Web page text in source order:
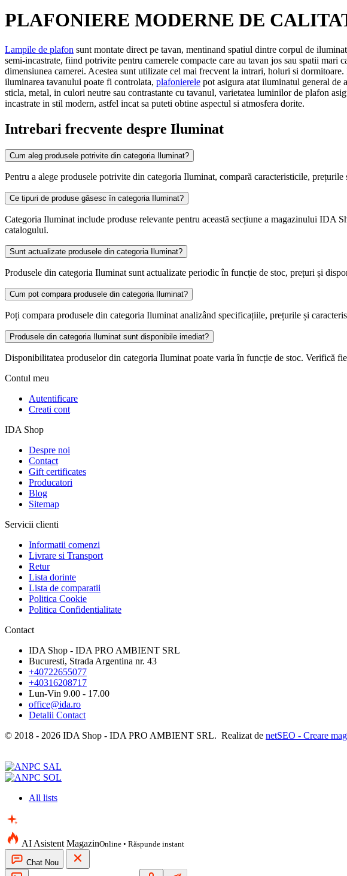
PLAFONIERE MODERNE DE
Lampile de plafon sunt montate direct pe tavan, mentinand spatiul dintre corpul de
semi-incastrate, fiind potrivite pentru camerele compacte care au tavan jos sau spatii mari
dimensiunea camerei. Acestea sunt utilizate cel mai frecvent la intrari, holuri si
iluminarea tavanului poate fi controlata, plafonierele pot asigura atat iluminatul general de
sticla, metal, in culori neutre sau contrastante cu tavanul, varietatea luminilor de plafon
incastrate in stil modern, astfel incat sa puteti obtine aspectul si atmosfera dorite.
Intrebari frecvente despre Iluminat
Cum aleg produsele potrivite din categoria Iluminat?
Pentru a alege produsele potrivite din categoria Iluminat, compară caracteristicile,
Ce tipuri de produse găsesc în categoria Iluminat?
Categoria Iluminat include produse relevante pentru această secțiune a magazinului
catalogului.
Sunt actualizate produsele din categoria Iluminat?
Produsele din categoria Iluminat sunt actualizate periodic în funcție de stoc, prețuri și
Cum pot compara produsele din categoria Iluminat?
Poți compara produsele din categoria Iluminat analizând specificațiile, prețurile și
Produsele din categoria Iluminat sunt disponibile imediat?
Disponibilitatea produselor din categoria Iluminat poate varia în funcție de stoc. Verifică
Contul meu
Autentificare
Creati cont
IDA Shop
Despre noi
Contact
Gift certificates
Producatori
Blog
Sitemap
Servicii clienti
Informatii comenzi
Livrare si Transport
Retur
Lista dorinte
Lista de comparatii
Politica Cookie
Politica Confidentialitate
Contact
IDA Shop - IDA PRO AMBIENT SRL
Bucuresti, Strada Argentina nr. 43
+40722655077
+40316208717
Lun-Vin 9.00 - 17.00
office@ida.ro
Detalii Contact
© 2018 - 2026 IDA Shop - IDA PRO AMBIENT SRL. Realizat de netSEO - Creare
All lists
AI Asistent MagazinOnline • Răspunde instant
Chat Nou